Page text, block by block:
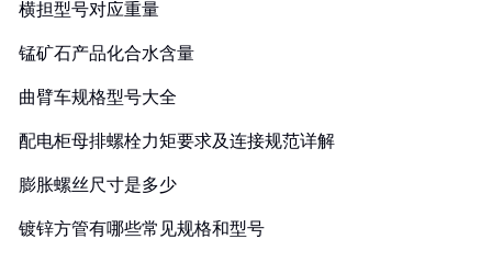
横担型号对应重量
锰矿石产品化合水含量
曲臂车规格型号大全
配电柜母排螺栓力矩要求及连接规范详解
膨胀螺丝尺寸是多少
镀锌方管有哪些常见规格和型号